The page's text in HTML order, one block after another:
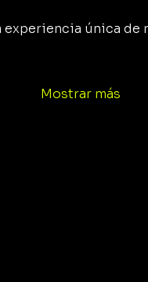
experiencia única
Mostrar más